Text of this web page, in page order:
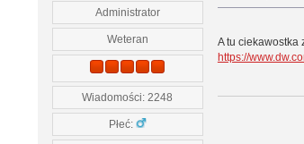
Administrator
Weteran
Wiadomości: 2248
Płeć:
A tu ciekawostka
https://